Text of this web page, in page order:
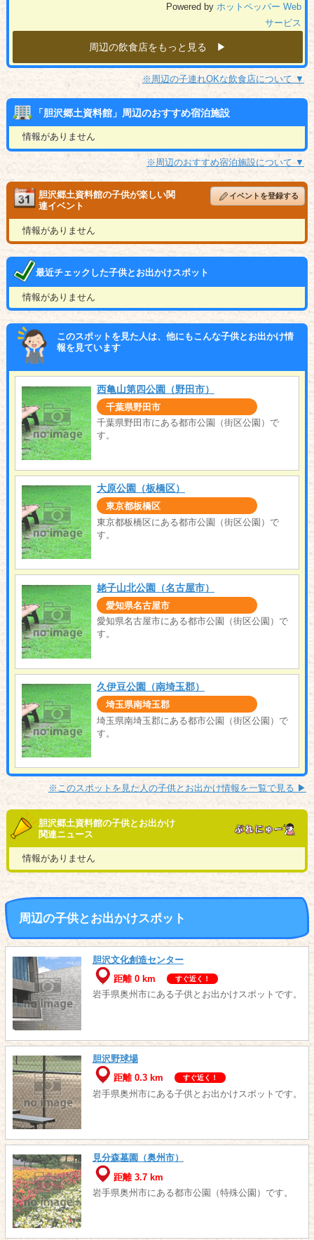
Powered by ホットペッパー Web
サービス
周辺の飲食店をもっと見る ▶︎
※周辺の子連れOKな飲食店について ▼
「胆沢郷土資料館」周辺のおすすめ宿泊施設
情報がありません
※周辺のおすすめ宿泊施設について ▼
胆沢郷土資料館の子供が楽しい関
連イベント
イベントを登録する
情報がありません
最近チェックした子供とお出かけスポット
情報がありません
このスポットを見た人は、他にもこんな子供とお出かけ情
報を見ています
西亀山第四公園（野田市）
千葉県野田市
千葉県野田市にある都市公園（街区公園）で
す。
大原公園（板橋区）
東京都板橋区
東京都板橋区にある都市公園（街区公園）で
す。
姥子山北公園（名古屋市）
愛知県名古屋市
愛知県名古屋市にある都市公園（街区公園）で
す。
久伊豆公園（南埼玉郡）
埼玉県南埼玉郡
埼玉県南埼玉郡にある都市公園（街区公園）で
す。
※このスポットを見た人の子供とお出かけ情報を一覧で見る ▶︎
胆沢郷土資料館の子供とお出かけ
関連ニュース
情報がありません
周辺の子供とお出かけスポット
胆沢文化創造センター
距離 0 km
すぐ近く！
岩手県奥州市にある子供とお出かけスポットです。
胆沢野球場
距離 0.3 km
すぐ近く！
岩手県奥州市にある子供とお出かけスポットです。
見分森墓園（奥州市）
距離 3.7 km
岩手県奥州市にある都市公園（特殊公園）です。